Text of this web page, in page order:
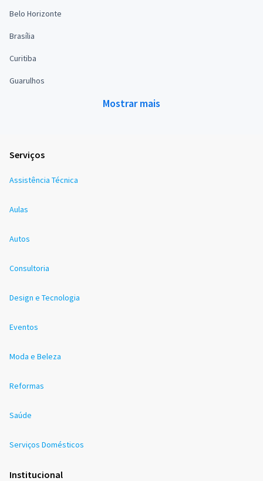
Belo Horizonte
Brasília
Curitiba
Guarulhos
Mostrar mais
Serviços
Assistência Técnica
Aulas
Autos
Consultoria
Design e Tecnologia
Eventos
Moda e Beleza
Reformas
Saúde
Serviços Domésticos
Institucional